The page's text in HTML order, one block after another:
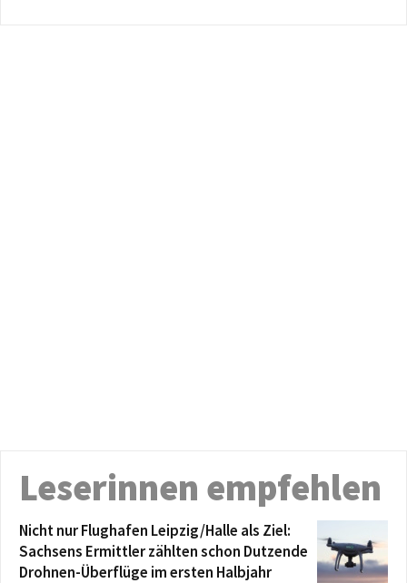
Leserinnen empfehlen
Nicht nur Flughafen Leipzig/Halle als Ziel:
Sachsens Ermittler zählten schon Dutzende
Drohnen-Überflüge im ersten Halbjahr